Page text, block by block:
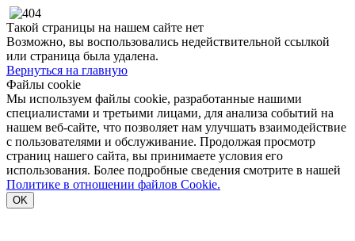
Такой страницы на нашем сайте нет
Возможно, вы воспользовались недействительной ссылкой
или страница была удалена.
Вернуться на главную
Файлы cookie
Мы используем файлы cookie, разработанные нашими
специалистами и третьими лицами, для анализа событий на
нашем веб-сайте, что позволяет нам улучшать взаимодействие
с пользователями и обслуживание. Продолжая просмотр
страниц нашего сайта, вы принимаете условия его
использования. Более подробные сведения смотрите в нашей
Политике в отношении файлов Cookie.
OK